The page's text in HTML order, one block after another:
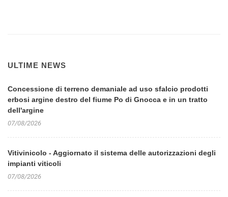
ULTIME NEWS
Concessione di terreno demaniale ad uso sfalcio prodotti
erbosi argine destro del fiume Po di Gnocca e in un tratto
dell'argine
07/08/2026
Vitivinicolo - Aggiornato il sistema delle autorizzazioni degli
impianti viticoli
07/08/2026